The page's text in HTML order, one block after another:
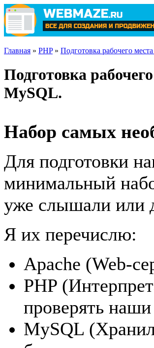
Главная » PHP» Подготовка рабочего
Подготовка
MySQL.
Набор самых
Для подготовки
минимальный
уже слышали или
Я их перечислю:
Apache (Web-
PHP
проверять
MySQL